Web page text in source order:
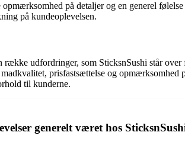
på detaljer og en generel
på kundeoplevelsen.
række udfordringer, som SticksnSushi står
prisfastsættelse og
til kunderne.
generelt været hos